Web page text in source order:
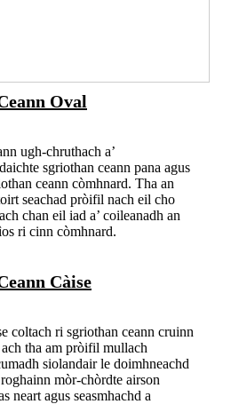
Oval
ugh-chruthach a’
sgriothan ceann pana agus
ceann còmhnard. Tha an
seachad pròifil nach eil cho
chan eil iad a’ coileanadh an
ri cinn còmhnard.
Càise
coltach ri sgriothan ceann cruinn
tha am pròifil mullach
siolandair le doimhneachd
mòr-chòrdte airson
neart agus seasmhachd a